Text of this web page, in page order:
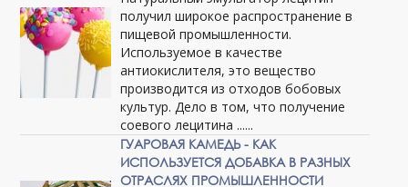
получил широкое распространение в
пищевой промышленности.
Используемое в качестве
антиокислителя, это вещество
производится из отходов бобовых
культур. Дело в том, что получение
соевого лецитина ......
ГУАРОВАЯ КАМЕДЬ - КАК
ИСПОЛЬЗУЕТСЯ ДОБАВКА В РАЗНЫХ
ОТРАСЛЯХ ПРОМЫШЛЕННОСТИ